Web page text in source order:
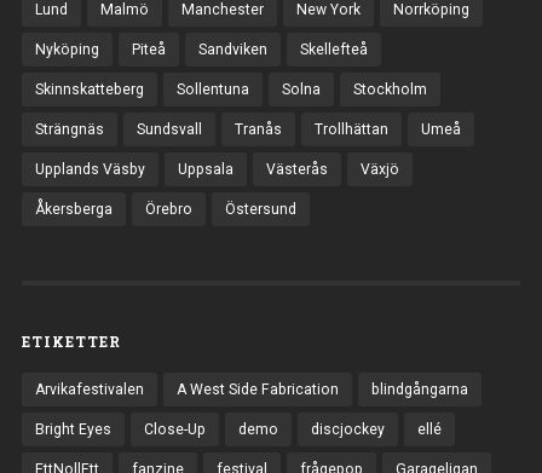
Lund Malmö Manchester New York Norrköping
Nyköping Piteå Sandviken Skellefteå
Skinnskatteberg Sollentuna Solna Stockholm
Strängnäs Sundsvall Tranås Trollhättan Umeå
Upplands Väsby Uppsala Västerås Växjö
Åkersberga Örebro Östersund
ETIKETTER
Arvikafestivalen A West Side Fabrication blindgångarna
Bright Eyes Close-Up demo discjockey ellé
EttNollEtt fanzine festival frågepop Garageligan